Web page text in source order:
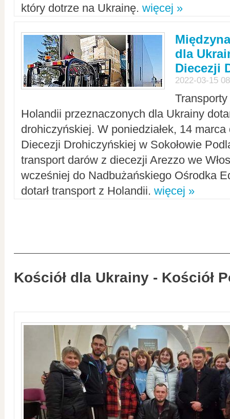
który dotrze na Ukrainę. więcej »
dla
Diecezji
2022-03-15
Holandii przeznaczonych dla Ukrainy
drohiczyńskiej. W poniedziałek, 14
Diecezji Drohiczyńskiej w Sokołowie
transport darów z diecezji Arezzo we
wcześniej do Nadbużańskiego Ośrodka
dotarł transport z Holandii. więcej »
Kościół dla Ukrainy - Kościół